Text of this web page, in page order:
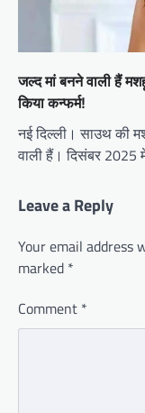
जल्द मां बनने वाली हैं
किया कन्फर्म!
नई दिल्ली। साउथ की
वाली हैं। दिसंबर 2025
Leave a Reply
Your email address
marked *
Comment *